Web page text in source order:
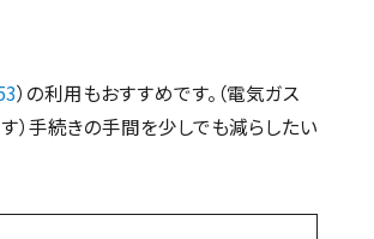
）の利用もおすすめです。（電気ガス
手続きの手間を少しでも減らしたい